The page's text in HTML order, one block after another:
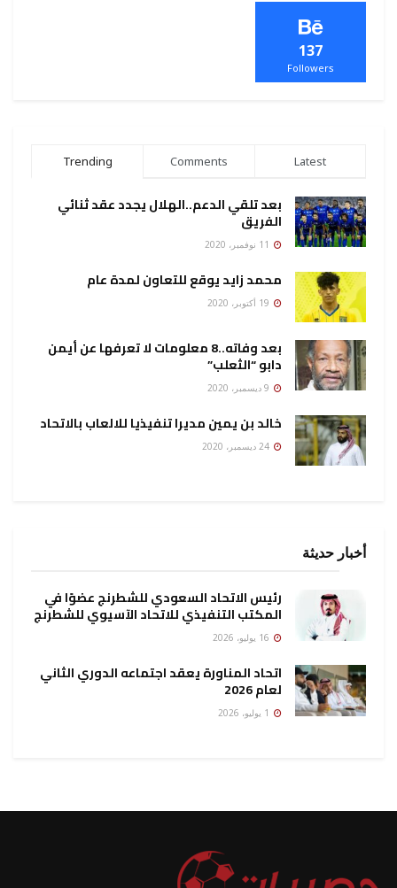
137
Followers
Trending Comments Latest
بعد تلقي الدعم..الهلال يجدد عقد ثنائي
الفريق
محمد زايد يوقع للتعاون لمدة عام
بعد وفاته..8 معلومات لا تعرفها عن أيمن
دابو “الثعلب”
خالد بن يمين مديرا تنفيذيا للالعاب بالاتحاد
أخبار حديثة
رئيس الاتحاد السعودي للشطرنج عضوًا في
المكتب التنفيذي للاتحاد الآسيوي للشطرنج
اتحاد المناورة يعقد اجتماعه الدوري الثاني
لعام 2026